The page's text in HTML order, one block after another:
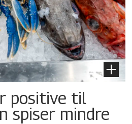
positive til
spiser mindre